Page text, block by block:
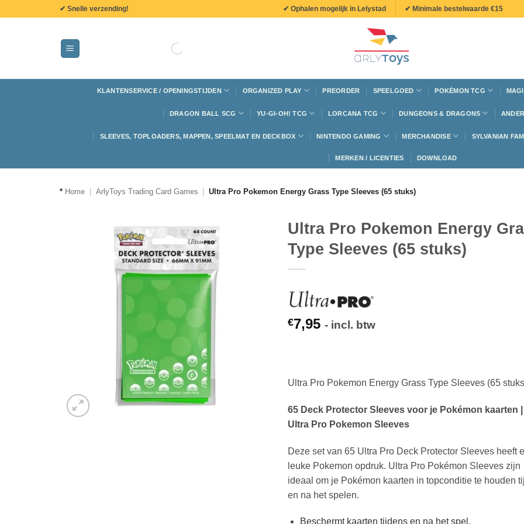
✔ Snelle verzending! ✔ Ophalen mogelijk in Lelystad ✔ Minimale bestelwaarde €15
KLANTENSERVICE / OPENINGSTIJDEN ORGANIZED PLAY PREORDER SPEELGOED POKÉMON TCG
DRAGON BALL SCG YU-GI-OH! TCG LORCANA TCG DUNGEONS & DRAGONS
SLEEVES, TOPLOADERS, MAPPEN, SPEELMAT EN DECKBOX NINTENDO GAMING MERCHANDISE SYLVANIAN
MERKEN / LICENTIES DOWNLOAD
* Home ArlyToys Trading Card Games Ultra Pro Pokemon Energy Grass Type Sleeves (65 stuks)
Ultra Pro Pokemon Energy
Type Sleeves (65 stuks)
€7,95 - incl. btw
Ultra Pro Pokemon Energy Grass Type Sleeves (65
65 Deck Protector Sleeves voor je Pokémon kaarten |
Ultra Pro Pokemon Sleeves
Deze set van 65 Ultra Pro Deck Protector Sleeves heeft
leuke Pokemon opdruk. Ultra Pro Pokémon Sleeves zijn
ideaal om je Pokémon kaarten in topconditie te houden
en na het spelen.
Beschermt kaarten tijdens en na het spel.